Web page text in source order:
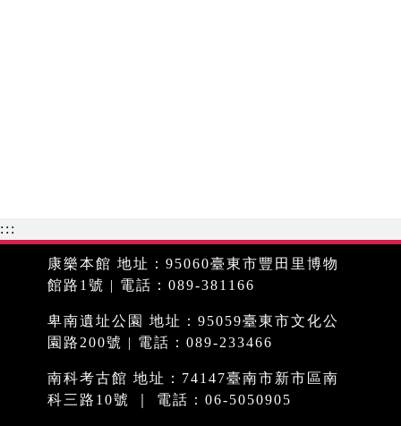
:::
康樂本館 地址：95060臺東市豐田里博物
館路1號 | 電話：089-381166
卑南遺址公園 地址：95059臺東市文化公
園路200號 | 電話：089-233466
南科考古館 地址：74147臺南市新市區南
科三路10號 ｜ 電話：06-5050905